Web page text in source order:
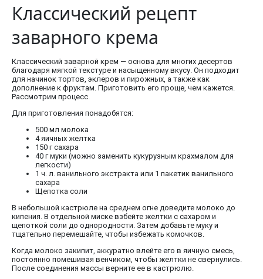
Классический рецепт
заварного крема
Классический заварной крем — основа для многих десертов
благодаря мягкой текстуре и насыщенному вкусу. Он подходит
для начинок тортов, эклеров и пирожных, а также как
дополнение к фруктам. Приготовить его проще, чем кажется.
Рассмотрим процесс.
Для приготовления понадобятся:
500 мл молока
4 яичных желтка
150 г сахара
40 г муки (можно заменить кукурузным крахмалом для
легкости)
1 ч. л. ванильного экстракта или 1 пакетик ванильного
сахара
Щепотка соли
В небольшой кастрюле на среднем огне доведите молоко до
кипения. В отдельной миске взбейте желтки с сахаром и
щепоткой соли до однородности. Затем добавьте муку и
тщательно перемешайте, чтобы избежать комочков.
Когда молоко закипит, аккуратно влейте его в яичную смесь,
постоянно помешивая венчиком, чтобы желтки не свернулись.
После соединения массы верните ее в кастрюлю.